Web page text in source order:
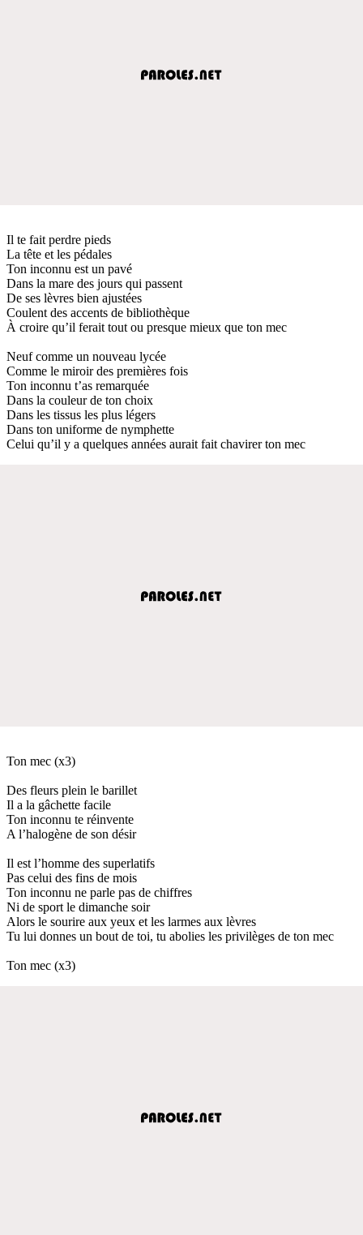
Il te fait perdre pieds
La tête et les pédales
Ton inconnu est un pavé
Dans la mare des jours qui passent
De ses lèvres bien ajustées
Coulent des accents de bibliothèque
À croire qu’il ferait tout ou presque mieux que ton mec
Neuf comme un nouveau lycée
Comme le miroir des premières fois
Ton inconnu t’as remarquée
Dans la couleur de ton choix
Dans les tissus les plus légers
Dans ton uniforme de nymphette
Celui qu’il y a quelques années aurait fait chavirer ton mec
Ton mec (x3)
Des fleurs plein le barillet
Il a la gâchette facile
Ton inconnu te réinvente
A l’halogène de son désir
Il est l’homme des superlatifs
Pas celui des fins de mois
Ton inconnu ne parle pas de chiffres
Ni de sport le dimanche soir
Alors le sourire aux yeux et les larmes aux lèvres
Tu lui donnes un bout de toi, tu abolies les privilèges de ton mec
Ton mec (x3)